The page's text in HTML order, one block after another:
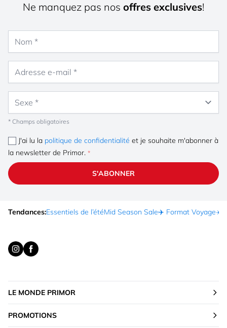
Ne manquez pas nos offres exclusives!
* Champs obligatoires
J'ai lu la politique de confidentialité et je souhaite m'abonner à
la newsletter de Primor.
S'ABONNER
Tendances:Essentiels de l’étéMid Season Sale✈️ Format Voyage☀️
LE MONDE PRIMOR
PROMOTIONS